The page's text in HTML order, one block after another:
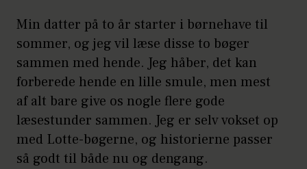
Min datter på to år starter i børnehave til
sommer, og jeg vil læse disse to bøger
sammen med hende. Jeg håber, det kan
forberede hende en lille smule, men mest
af alt bare give os nogle flere gode
læsestunder sammen. Jeg er selv vokset op
med Lotte-bøgerne, og historierne passer
så godt til både nu og dengang.